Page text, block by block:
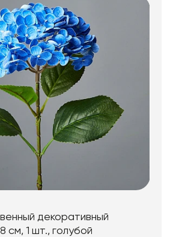
декоративный
см, 1 шт., голубой